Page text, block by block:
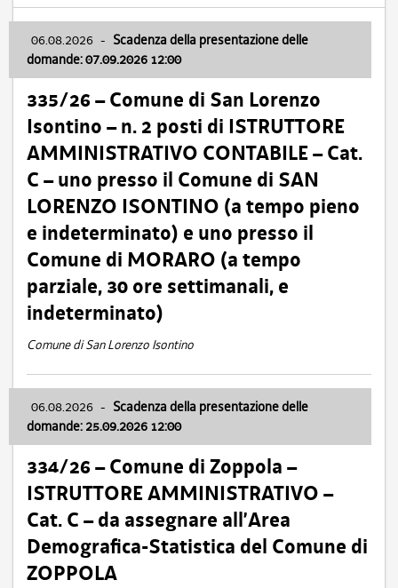
06.08.2026 - Scadenza della presentazione delle
domande: 07.09.2026 12:00
335/26 – Comune di San Lorenzo
Isontino – n. 2 posti di ISTRUTTORE
AMMINISTRATIVO CONTABILE – Cat.
C – uno presso il Comune di SAN
LORENZO ISONTINO (a tempo pieno
e indeterminato) e uno presso il
Comune di MORARO (a tempo
parziale, 30 ore settimanali, e
indeterminato)
Comune di San Lorenzo Isontino
06.08.2026 - Scadenza della presentazione delle
domande: 25.09.2026 12:00
334/26 – Comune di Zoppola –
ISTRUTTORE AMMINISTRATIVO –
Cat. C – da assegnare all’Area
Demografica-Statistica del Comune di
ZOPPOLA